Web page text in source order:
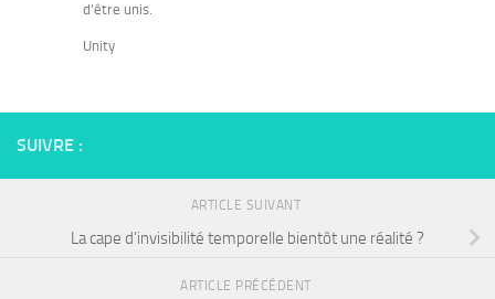
d’être unis.
Unity
SUIVRE :
ARTICLE SUIVANT
La cape d’invisibilité temporelle bientôt une réalité ?
ARTICLE PRÉCÉDENT